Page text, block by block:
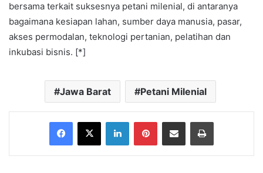
bersama terkait suksesnya petani milenial, di antaranya
bagaimana kesiapan lahan, sumber daya manusia, pasar,
akses permodalan, teknologi pertanian, pelatihan dan
inkubasi bisnis. [*]
Jawa Barat Petani Milenial
Facebook
X LinkedInPinterestShare via Email Print